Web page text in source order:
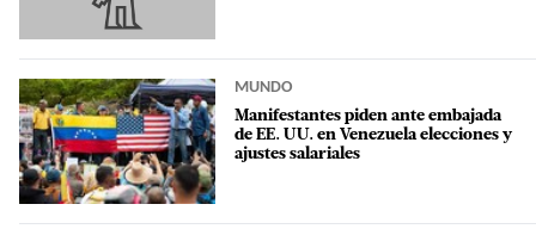
MUNDO
Manifestantes piden ante embajada
de EE. UU. en Venezuela elecciones y
ajustes salariales